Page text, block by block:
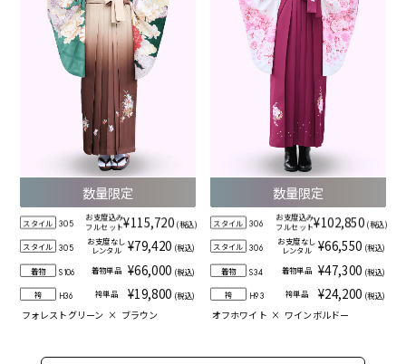
数量限定
スタイル 305
お支度込み
フルセット¥115,720 (税込)
スタイル 305
お支度なし
レンタル
¥79,420 (税込)
着物 S106 着物単品 ¥66,000 (税込)
袴 H36 袴単品 ¥19,800 (税込)
フォレストグリーン × ブラウン
数量限定
スタイル 306
お支度込み
フルセット¥102,850 (税込)
スタイル 306
お支度なし
レンタル ¥66,550 (税込)
着物 S34 着物単品 ¥47,300 (税込)
袴 H93 袴単品 ¥24,200 (税込)
オフホワイト × ワインボルドー